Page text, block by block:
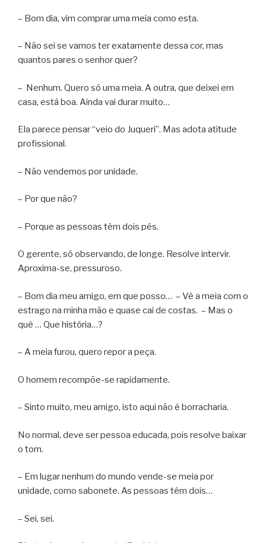
– Bom dia, vim comprar uma meia como esta.
– Não sei se vamos ter exatamente dessa cor, mas
quantos pares o senhor quer?
– Nenhum. Quero só uma meia. A outra, que deixei em
casa, está boa. Ainda vai durar muito…
Ela parece pensar “veio do Juqueri”. Mas adota atitude
profissional.
– Não vendemos por unidade.
– Por que não?
– Porque as pessoas têm dois pés.
O gerente, só observando, de longe. Resolve intervir.
Aproxima-se, pressuroso.
– Bom dia meu amigo, em que posso… – Vê a meia com o
estrago na minha mão e quase cai de costas. – Mas o
quê … Que história…?
– A meia furou, quero repor a peça.
O homem recompõe-se rapidamente.
– Sinto muito, meu amigo, isto aqui não é borracharia.
No normal, deve ser pessoa educada, pois resolve baixar
o tom.
– Em lugar nenhum do mundo vende-se meia por
unidade, como sabonete. As pessoas têm dois…
– Sei, sei.